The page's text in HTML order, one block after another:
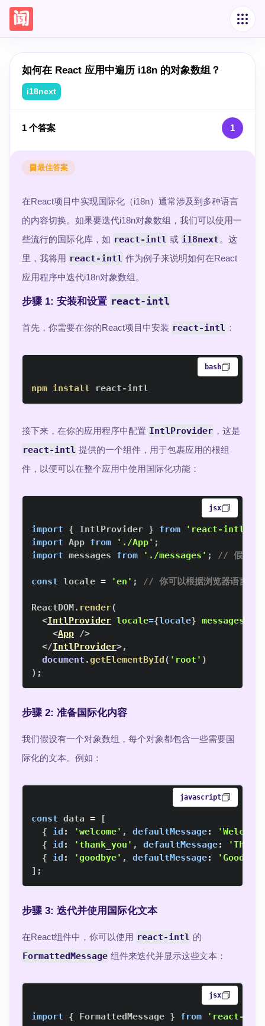
如何在 React 应用中遍历 i18n 的对象数组？
i18next
1 个答案 1
最佳答案
在React项目中实现国际化（i18n）通常涉及到多种语言
的内容切换。如果要迭代i18n对象数组，我们可以使用一
些流行的国际化库，如 react-intl 或 i18next 。这
里，我将用 react-intl 作为例子来说明如何在React
应用程序中迭代i18n对象数组。
步骤 1: 安装和设置 react-intl
首先，你需要在你的React项目中安装 react-intl ：
bash
npm install react-intl
接下来，在你的应用程序中配置 IntlProvider ，这是
react-intl 提供的一个组件，用于包裹应用的根组
件，以便可以在整个应用中使用国际化功能：
jsx
import { IntlProvider } from 'react-intl'
import App from './App' ;
import messages from './messages' ; // 假设这
const locale = 'en' ; // 你可以根据浏览器语言或
ReactDOM. render(
<IntlProvider locale={locale} messages
<App />
</IntlProvider>,
document .getElementById( 'root' )
) ;
步骤 2: 准备国际化内容
我们假设有一个对象数组，每个对象都包含一些需要国
际化的文本。例如：
javascript
const data =
[
{
id : 'welcome' , defaultMessage:
'Welcome'
{
id : 'thank_you' , defaultMessage:
{
id : 'goodbye' , defaultMessage:
'Goodbye'
] ;
步骤 3: 迭代并使用国际化文本
在React组件中，你可以使用 react-intl 的
FormattedMessage 组件来迭代并显示这些文本：
jsx
import { FormattedMessage } from 'react-